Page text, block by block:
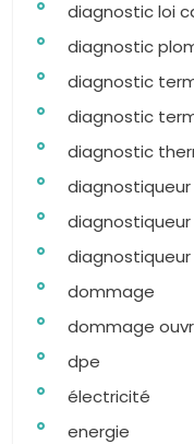
diagnostic loi
diagnostic
diagnostic
diagnostic
diagnostic
diagnostiqueur
dommage
dommage
dpe
électricité
energie